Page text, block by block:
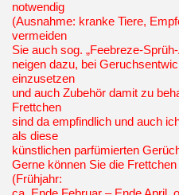
notwendig
(Ausnahme: kranke Tiere,
vermeiden
Sie auch sog. „Feebreze-
neigen dazu, bei
einzusetzen
und auch Zubehör damit zu
Frettchen
sind da empfindlich und auch
als diese
künstlichen parfümierten
Gerne können Sie die
(Frühjahr: